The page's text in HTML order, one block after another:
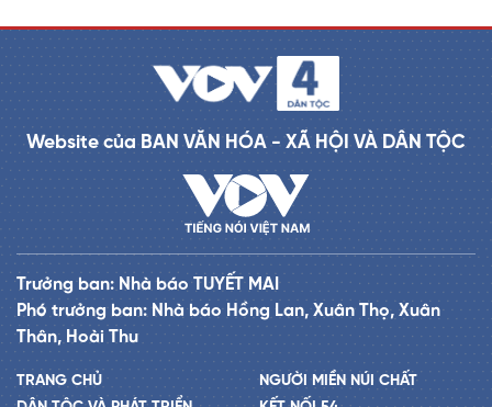
Website của BAN VĂN HÓA - XÃ HỘI VÀ DÂN TỘC
Trưởng ban: Nhà báo TUYẾT MAI
Phó trưởng ban: Nhà báo Hồng Lan, Xuân Thọ, Xuân
Thân, Hoài Thu
TRANG CHỦ
NGƯỜI MIỀN NÚI CHẤT